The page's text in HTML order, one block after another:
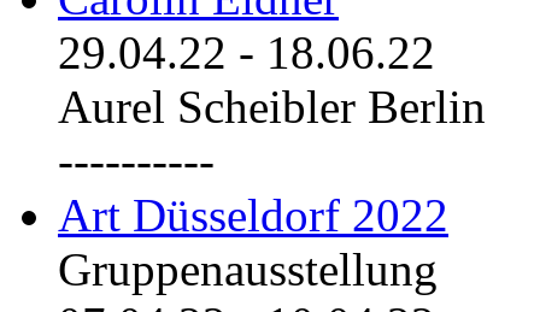
29.04.22 - 18.06.22
Aurel Scheibler Berlin
----------
Art Düsseldorf 2022
Gruppenausstellung